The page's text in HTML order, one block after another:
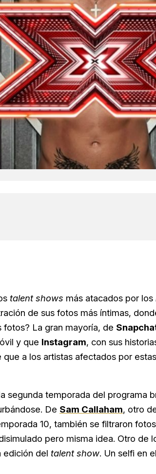
talent shows más atacados por los
de sus fotos más íntimas,
fotos? La gran mayoría, de
y que Instagram, con sus
a los artistas afectados por
segunda temporada del programa
De Sam Callaham, otro
10, también se filtraron
pero misma idea. Otro de
edición del talent show. Un selfi en